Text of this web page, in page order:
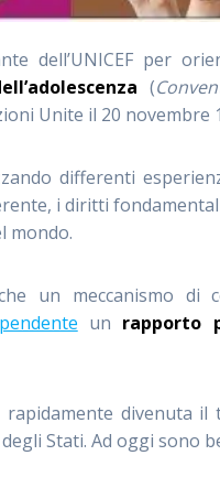
dell’UNICEF per
(
Unite il 20 novembre
differenti
i diritti
mondo.
un meccanismo di
un rapporto
rapidamente divenuta
Stati. Ad oggi sono